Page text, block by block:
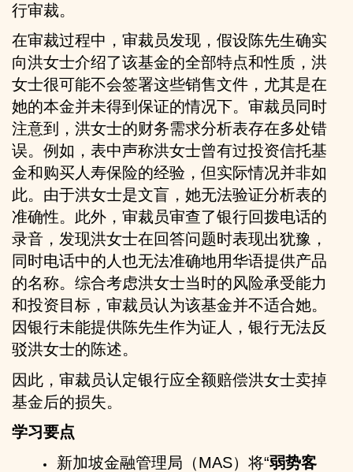
行审裁。
在审裁过程中，审裁员发现，假设陈先生确实
向洪女士介绍了该基金的全部特点和性质，洪
女士很可能不会签署这些销售文件，尤其是在
她的本金并未得到保证的情况下。审裁员同时
注意到，洪女士的财务需求分析表存在多处错
误。例如，表中声称洪女士曾有过投资信托基
金和购买人寿保险的经验，但实际情况并非如
此。由于洪女士是文盲，她无法验证分析表的
准确性。此外，审裁员审查了银行回拨电话的
录音，发现洪女士在回答问题时表现出犹豫，
同时电话中的人也无法准确地用华语提供产品
的名称。综合考虑洪女士当时的风险承受能力
和投资目标，审裁员认为该基金并不适合她。
因银行未能提供陈先生作为证人，银行无法反
驳洪女士的陈述。
因此，审裁员认定银行应全额赔偿洪女士卖掉
基金后的损失。
学习要点
新加坡金融管理局（MAS）将“弱势客